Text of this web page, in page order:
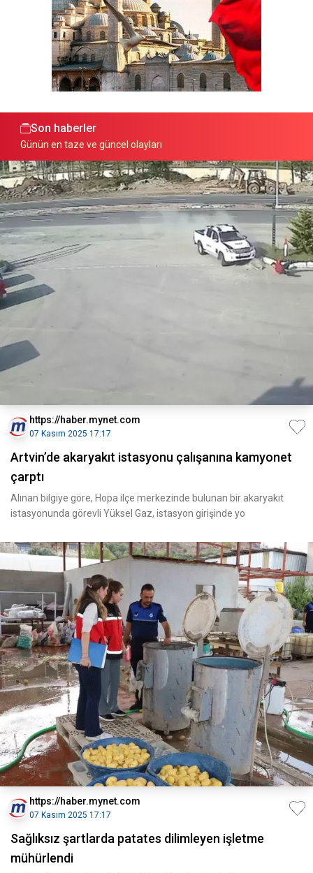
Son haberler
Günün en taze ve güncel olayları
https://haber.mynet.com
07 Kasım 2025 17:17
Artvin’de akaryakıt istasyonu çalışanına kamyonet
çarptı
Alınan bilgiye göre, Hopa ilçe merkezinde bulunan bir akaryakıt
istasyonunda görevli Yüksel Gaz, istasyon girişinde yo
https://haber.mynet.com
07 Kasım 2025 17:17
Sağlıksız şartlarda patates dilimleyen işletme
mühürlendi